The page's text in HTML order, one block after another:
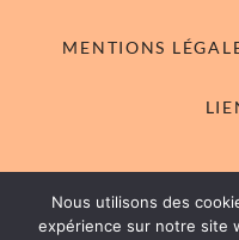
MENTIONS
© 2014-2026 With
Nous utilisons des
expérience sur notre site